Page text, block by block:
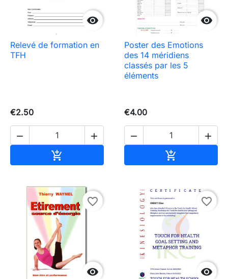

Relevé de formation en
TFH
€2.50
 


Poster des Emotions
des 14 méridiens
classés par les 5
éléments
€4.00
 


favorite_border

favorite_border